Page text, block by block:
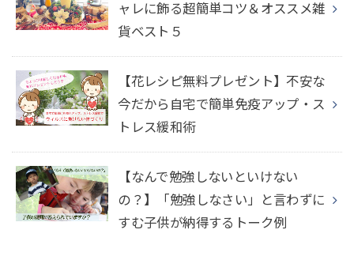
ャレに飾る超簡単コツ＆オススメ雑
貨ベスト５
【花レシピ無料プレゼント】不安な
今だから自宅で簡単免疫アップ・ス
トレス緩和術
【なんで勉強しないといけない
の？】「勉強しなさい」と言わずに
すむ子供が納得するトーク例